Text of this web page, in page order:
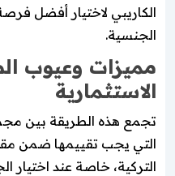
الكاريبي لاختيار أفضل
الجنسية.
مميزات وعيوب
الاستثمارية
تجمع هذه الطريقة بين
التي يجب تقييمها ضمن
التركية، خاصة عند اختيار